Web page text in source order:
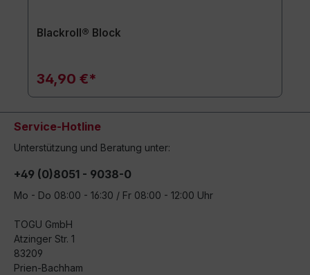
Blackroll® Block
34,90 €*
Service-Hotline
Unterstützung und Beratung unter:
+49 (0)8051 - 9038-0
Mo - Do 08:00 - 16:30 / Fr 08:00 - 12:00 Uhr
TOGU GmbH
Atzinger Str. 1
83209
Prien-Bachham